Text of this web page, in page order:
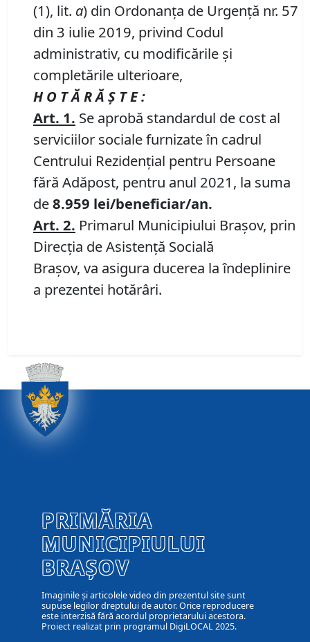
(1), lit. a) din Ordonanța de Urgență nr. 57
din 3 iulie 2019, privind Codul
administrativ, cu modificările și
completările ulterioare,
H O T Ă R Ă Ş T E :
Art. 1. Se aprobă standardul de cost al
serviciilor sociale furnizate în cadrul
Centrului Rezidențial pentru Persoane
fără Adăpost, pentru anul 2021, la suma
de8.959 lei/beneficiar/an.
Art. 2. Primarul Municipiului Braşov, prin
Direcția de Asistență Socială
Brașov, va asigura ducerea la îndeplinire
a prezentei hotărâri.
PRIMĂRIA
MUNICIPIULUI
BRAȘOV
Imaginile și articolele video din prezentul site sunt
supuse legilor dreptului de autor. Orice reproducere
este interzisă fără acordul proprietarului acestora.
Proiect realizat prin programul DigiLOCAL 2025.